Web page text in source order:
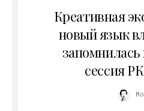
Креативная
новый язык
сессия